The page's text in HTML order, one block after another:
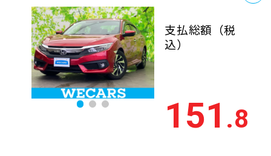
支払総額 （税
込）
151 .8